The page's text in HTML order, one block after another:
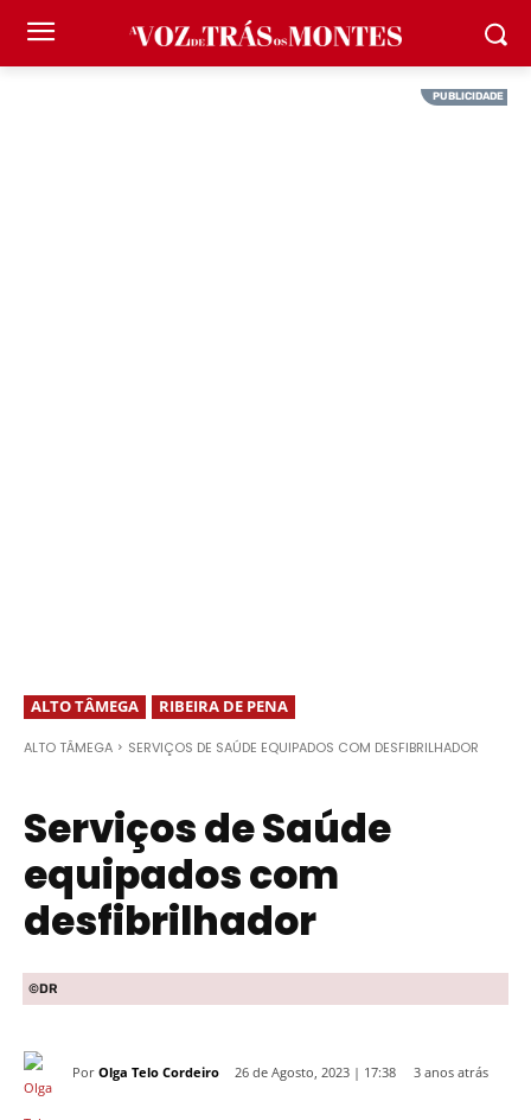
ALTO TÂMEGA RIBEIRA DE PENA
ALTO TÂMEGA SERVIÇOS DE SAÚDE EQUIPADOS COM DESFIBRILHADOR
Serviços de Saúde
equipados com
desfibrilhador
©DR
Por Olga Telo Cordeiro 26 de Agosto, 2023 | 17:38 3 anos atrás